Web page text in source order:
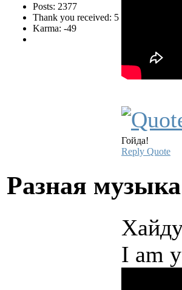
Posts: 2377
Thank you received: 5
Karma: -49
Гойда!
Reply Quote
Разная музыка
I am